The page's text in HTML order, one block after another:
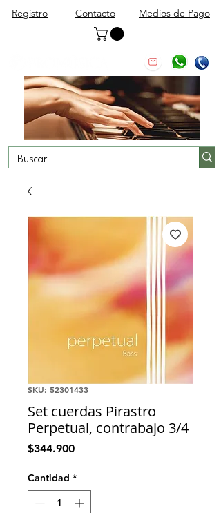
Registro Contacto Medios de Pago
SKU: 52301433
Set cuerdas Pirastro
Perpetual, contrabajo 3/4
$344.900Precio
Cantidad *